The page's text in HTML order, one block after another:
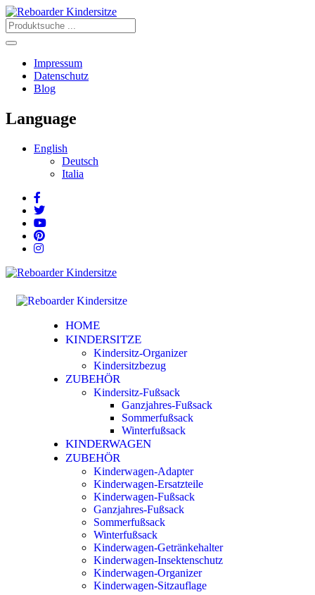
Impressum
Datenschutz
Blog
Language
English
Deutsch
Italia
HOME
KINDERSITZE
Kindersitz-Organizer
Kindersitzbezug
ZUBEHÖR
Kindersitz-Fußsack
Ganzjahres-Fußsack
Sommerfußsack
Winterfußsack
KINDERWAGEN
ZUBEHÖR
Kinderwagen-Adapter
Kinderwagen-Ersatzteile
Kinderwagen-Fußsack
Ganzjahres-Fußsack
Sommerfußsack
Winterfußsack
Kinderwagen-Getränkehalter
Kinderwagen-Insektenschutz
Kinderwagen-Organizer
Kinderwagen-Sitzauflage